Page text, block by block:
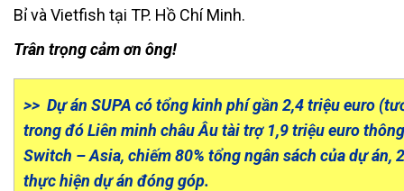
Bỉ và Vietfish tại TP. Hồ Chí Minh.
Trân trọng cảm ơn ông!
>> Dự án SUPA có tổng kinh phí gần 2,4 triệu euro
trong đó Liên minh châu Âu tài trợ 1,9 triệu euro
Switch – Asia, chiếm 80% tổng ngân sách của dự án,
thực hiện dự án đóng góp.